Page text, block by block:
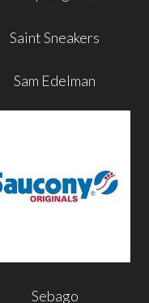
Saint Sneakers
Sam Edelman
Sebago